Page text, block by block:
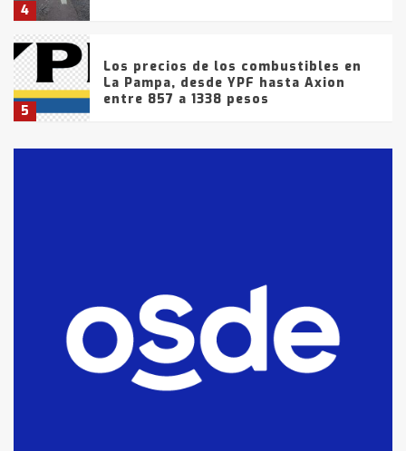
4
5
Los precios de los combustibles en
La Pampa, desde YPF hasta Axion
entre 857 a 1338 pesos
fueron detenidos por
comercialización de drogas en la
tarde del sábado
T.Lauquen: se vendió el edificio de
lo que fue la planta Industrial del